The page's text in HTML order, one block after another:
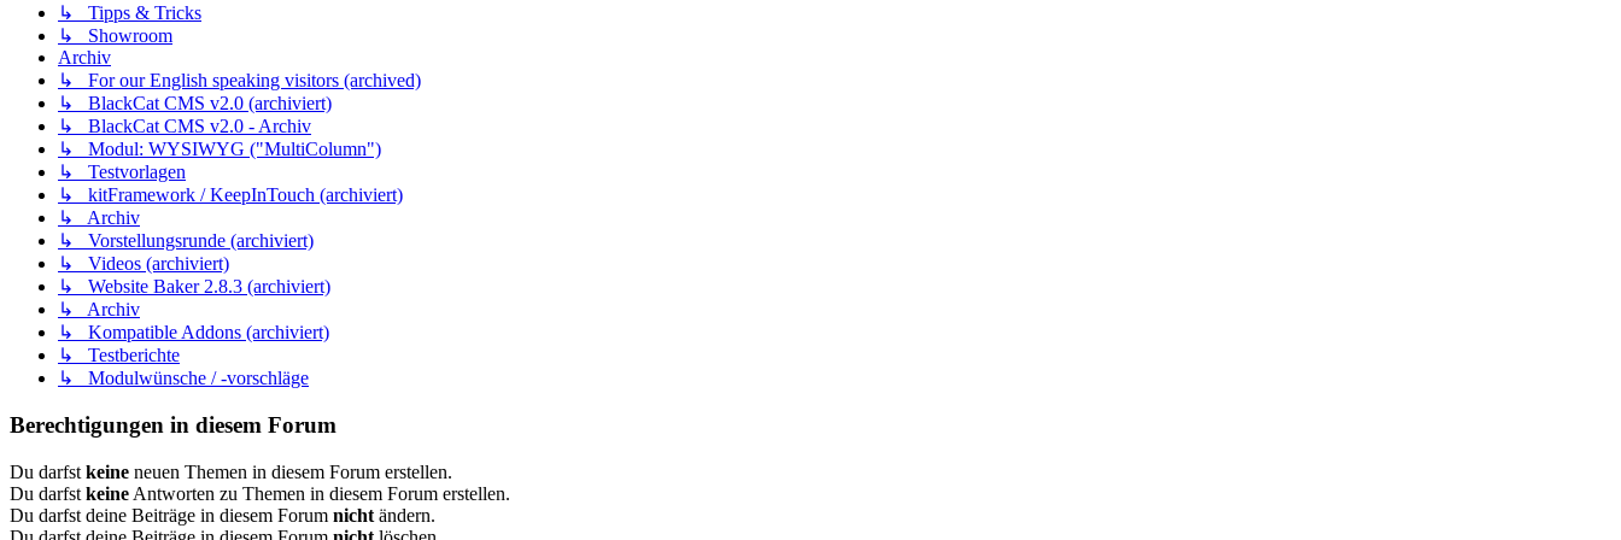
↳ Tipps & Tricks
↳ Showroom
Archiv
↳ For our English speaking visitors (archived)
↳ BlackCat CMS v2.0 (archiviert)
↳ BlackCat CMS v2.0 - Archiv
↳ Modul: WYSIWYG ("MultiColumn")
↳ Testvorlagen
↳ kitFramework / KeepInTouch (archiviert)
↳ Archiv
↳ Vorstellungsrunde (archiviert)
↳ Videos (archiviert)
↳ Website Baker 2.8.3 (archiviert)
↳ Archiv
↳ Kompatible Addons (archiviert)
↳ Testberichte
↳ Modulwünsche / -vorschläge
Berechtigungen in diesem Forum
Du darfst keine neuen Themen in diesem Forum erstellen.
Du darfst keine Antworten zu Themen in diesem Forum erstellen.
Du darfst deine Beiträge in diesem Forum nicht ändern.